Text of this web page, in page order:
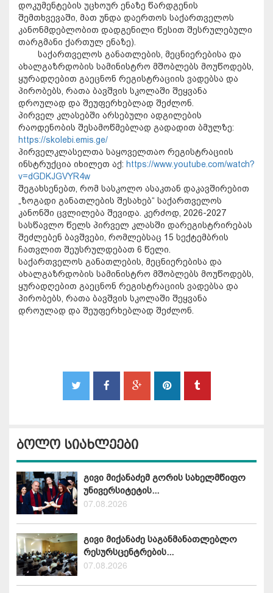
დოკუმენტების უცხოურ ენაზე წარდგენის
შემთხვევაში, მათ უნდა დაერთოს საქართველოს
კანონმდებლობით დადგენილი წესით შესრულებული
თარგმანი ქართულ ენაზე).
საქართველოს განათლების, მეცნიერებისა და
ახალგაზრდობის სამინისტრო მშობლებს მოუწოდებს,
ყურადღებით გაეცნონ რეგისტრაციის ვადებსა და
პირობებს, რათა ბავშვის სკოლაში შეყვანა
დროულად და შეუფერხებლად შეძლონ.
პირველ კლასებში არსებული ადგილების
რაოდენობის შესამოწმებლად გადადით ბმულზე:
https://skolebi.emis.ge/
პირველკლასელთა საყოველთაო რეგისტრაციის
ინსტრუქცია იხილეთ აქ: https://www.youtube.com/watch?
v=dGDKJGVYR4w
შეგახსენებთ, რომ სასკოლო ასაკთან დაკავშირებით
„ზოგადი განათლების შესახებ“ საქართველოს
კანონში ცვლილება შევიდა. კერძოდ, 2026-2027
სასწავლო წელს პირველ კლასში დარეგისტრირებას
შეძლებენ ბავშვები, რომლებსაც 15 სექტემბრის
ჩათვლით შეუსრულდებათ 6 წელი.
საქართველოს განათლების, მეცნიერებისა და
ახალგაზრდობის სამინისტრო მშობლებს მოუწოდებს,
ყურადღებით გაეცნონ რეგისტრაციის ვადებსა და
პირობებს, რათა ბავშვის სკოლაში შეყვანა
დროულად და შეუფერხებლად შეძლონ.
ბოლო სიახლეები
გივი მიქანაძემ გორის სახელმწიფო
უნივერსიტეტის...
07.08.2026
გივი მიქანაძე საგანმანათლებლო
რესურსცენტრების...
07.08.2026